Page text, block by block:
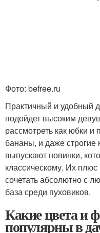
Фото: befree.ru
Практичный и удобный
подойдет высоким
рассмотреть как юбки
бананы, и даже
выпускают новинки,
классическому. Их
сочетать абсолютно с
база среди пуховиков.
Какие цвета и
популярны в